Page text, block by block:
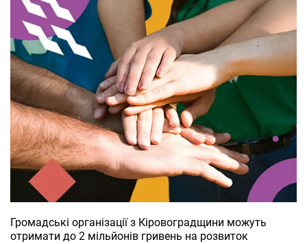
Громадські організації з Кіровоградщини можуть
отримати до 2 мільйонів гривень на розвиток